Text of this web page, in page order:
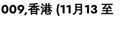
香港 (11月13 至